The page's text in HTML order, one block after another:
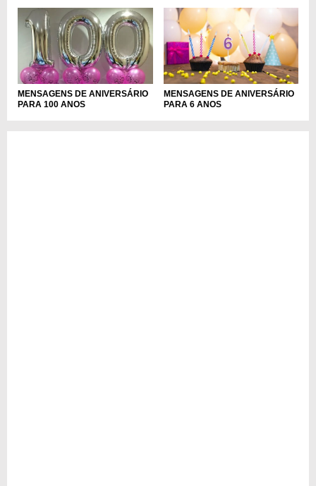
MENSAGENS DE ANIVERSÁRIO
PARA 100 ANOS
MENSAGENS DE ANIVERSÁRIO
PARA 6 ANOS